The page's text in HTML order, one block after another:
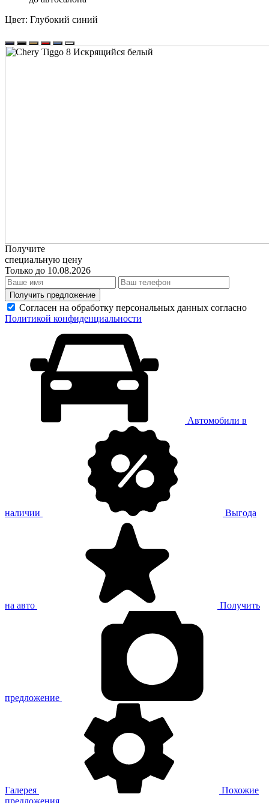
Цвет: Глубокий синий
Получите
специальную цену
Только до 10.08.2026
Получить предложение
Согласен на обработку персональных данных согласно
Политикой конфиденциальности
Автомобили в
наличии Выгода
на авто Получить
предложение
Галерея
Похожие
предложения